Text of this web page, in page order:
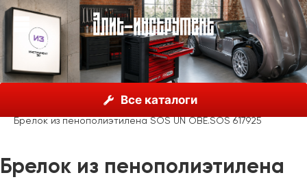
Все каталоги
Unior, Словения
Рекламные материалы
Сувенирная продукция
Брелок из пенополиэтилена SOS UN OBE.SOS 617925
Брелок из пенополиэтилена